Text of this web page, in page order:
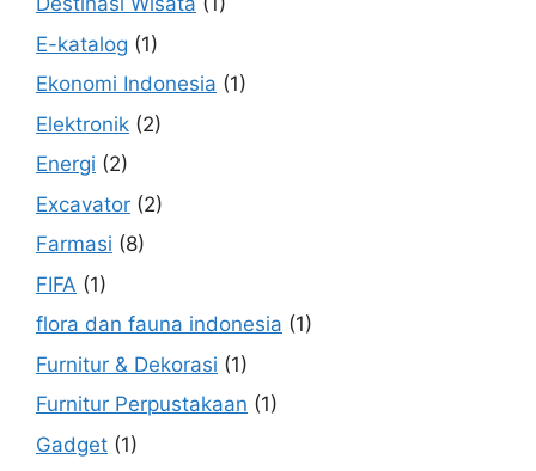
E-katalog (1)
Ekonomi Indonesia (1)
Elektronik (2)
Energi (2)
Excavator (2)
Farmasi (8)
FIFA (1)
flora dan fauna indonesia (1)
Furnitur & Dekorasi (1)
Furnitur Perpustakaan (1)
Gadget (1)